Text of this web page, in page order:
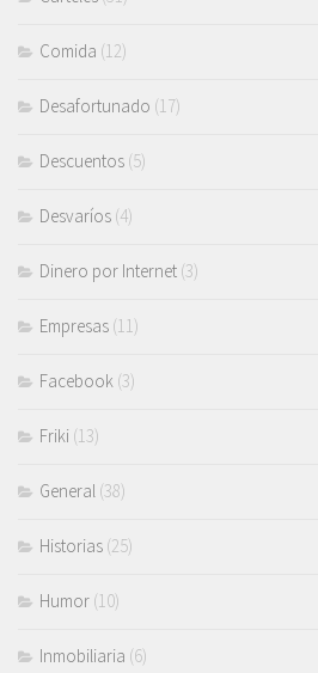
Comida (12)
Desafortunado (17)
Descuentos (5)
Desvaríos (4)
Dinero por Internet (3)
Empresas (11)
Facebook (3)
Friki (13)
General (38)
Historias (25)
Humor (10)
Inmobiliaria (6)